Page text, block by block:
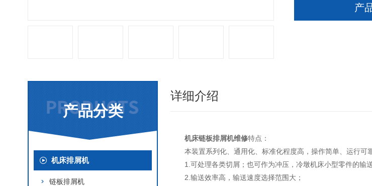
产
产品分类
机床排屑机
链板排屑机
详细介绍
机床链板排屑机维修特点：
本装置系列化、通用化、标准化程度高，操作简单、运行可
1.可处理各类切屑；也可作为冲压，冷墩机床小型零件的输送
2.输送效率高，输送速度选择范围大；